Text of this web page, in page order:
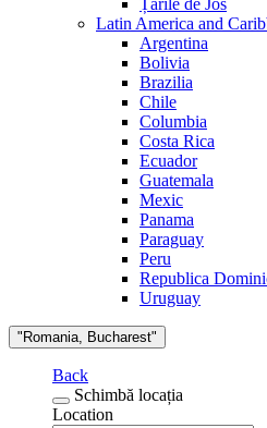
Țările de Jos
Latin America and
Argentina
Bolivia
Brazilia
Chile
Columbia
Costa Rica
Ecuador
Guatemala
Mexic
Panama
Paraguay
Peru
Republica
Uruguay
"Romania, Bucharest"
Back
Schimbă locația
Location